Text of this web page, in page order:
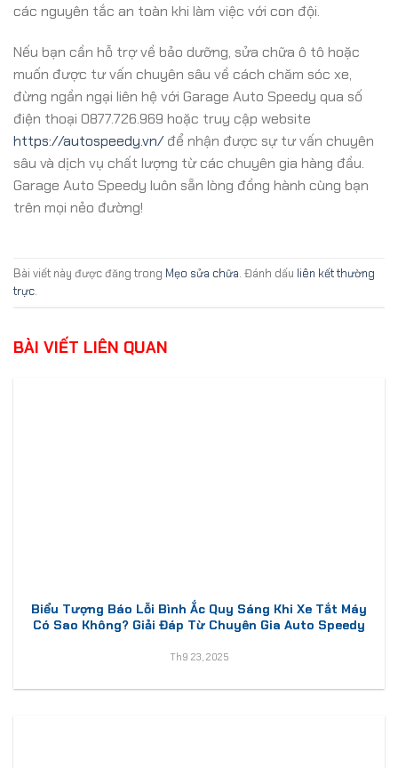
các nguyên tắc an toàn khi làm việc với con đội.
Nếu bạn cần hỗ trợ về bảo dưỡng, sửa chữa ô tô hoặc
muốn được tư vấn chuyên sâu về cách chăm sóc xe,
đừng ngần ngại liên hệ với Garage Auto Speedy qua số
điện thoại 0877.726.969 hoặc truy cập website
https://autospeedy.vn/để nhận được sự tư vấn chuyên
sâu và dịch vụ chất lượng từ các chuyên gia hàng đầu.
Garage Auto Speedy luôn sẵn lòng đồng hành cùng bạn
trên mọi nẻo đường!
Bài viết này được đăng trong Mẹo sửa chữa. Đánh dấu liên kết thường
trực.
BÀI VIẾT LIÊN QUAN
Biểu Tượng Báo Lỗi Bình Ắc Quy Sáng Khi Xe Tắt Máy
Có Sao Không? Giải Đáp Từ Chuyên Gia Auto Speedy
Th9 23, 2025